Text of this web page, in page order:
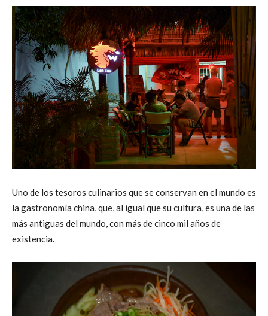
Uno de los tesoros culinarios que se conservan en el mundo es
la gastronomía china, que, al igual que su cultura, es una de las
más antiguas del mundo, con más de cinco mil años de
existencia.